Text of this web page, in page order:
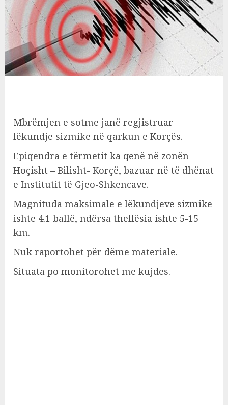
Mbrëmjen e sotme janë regjistruar
lëkundje sizmike në qarkun e Korçës.
Epiqendra e tërmetit ka qenë në zonën
Hoçisht – Bilisht- Korçë, bazuar në të dhënat
e Institutit të Gjeo-Shkencave.
Magnituda maksimale e lëkundjeve sizmike
ishte 4.1 ballë, ndërsa thellësia ishte 5-15
km.
Nuk raportohet për dëme materiale.
Situata po monitorohet me kujdes.